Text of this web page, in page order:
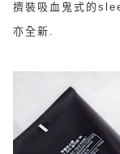
擠裝吸血鬼式的
亦全新.